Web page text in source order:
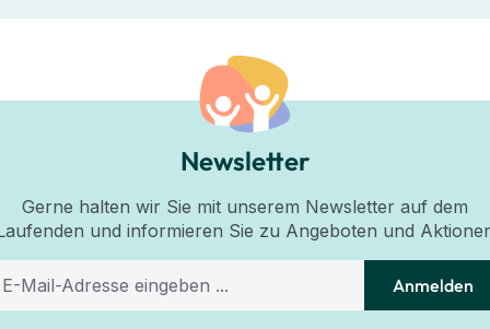
Newsletter
Gerne halten wir Sie mit unserem Newsletter auf dem
und informieren Sie zu Angeboten und
Anmelden